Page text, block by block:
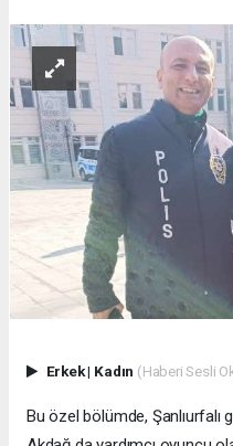
Erkek| Kadın (Haberi Sesli
Bu özel bölümde, Şanlıurfalı